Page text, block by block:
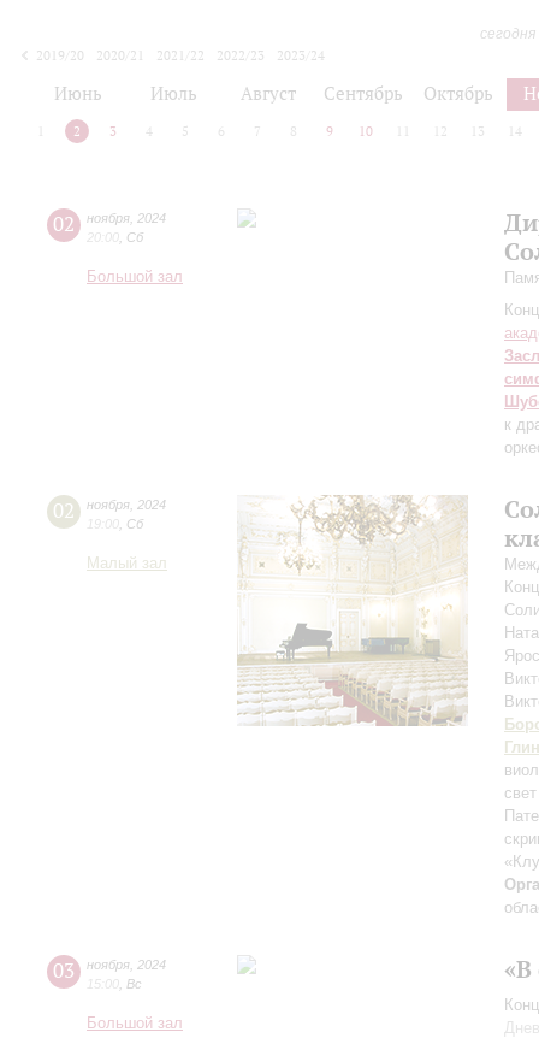
2019/20
2020/21 2021/22 2022/23
2023/24
Июнь Июль Август Сентябрь Октябрь
2 3 4 5 6 7 8 9 10 12 13 14
02 ноября 2024
20:00 Сб
Большой зал
к
02 ноября 2024
19:00 Сб
Малый зал
03 ноября 2024
15:00 Вс
Большой зал